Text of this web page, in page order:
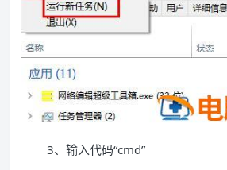
3、输入代码“cmd”